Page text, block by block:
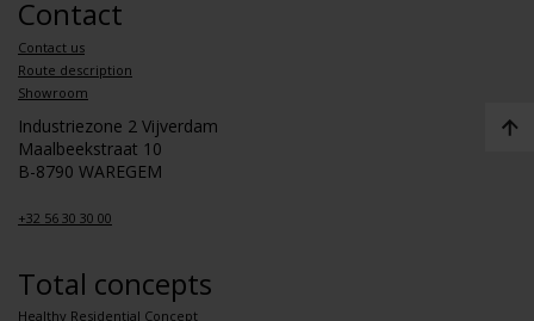
Contact
Contact us
Route description
Showroom
Industriezone 2 Vijverdam
Maalbeekstraat 10
B-8790 WAREGEM
+32 56 30 30 00
Total concepts
Healthy Residential Concept